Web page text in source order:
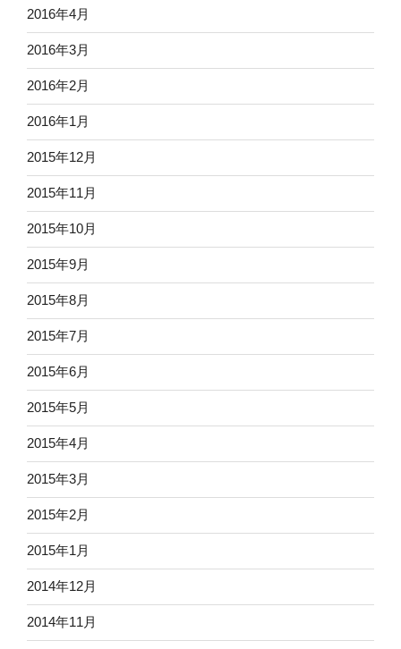
2016年4月
2016年3月
2016年2月
2016年1月
2015年12月
2015年11月
2015年10月
2015年9月
2015年8月
2015年7月
2015年6月
2015年5月
2015年4月
2015年3月
2015年2月
2015年1月
2014年12月
2014年11月